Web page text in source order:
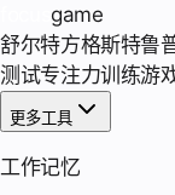
game
舒尔特方格斯特鲁
测试专注力训练游
更多工具
工作记忆